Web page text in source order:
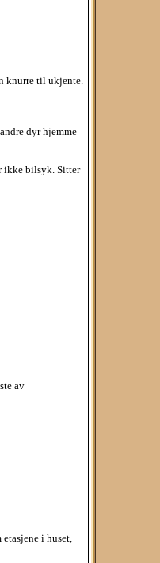
knurre til ukjente.
dyr hjemme
ikke bilsyk. Sitter
av
i huset,